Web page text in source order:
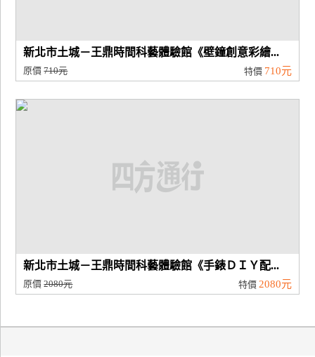
新北市土城－王鼎時間科藝體驗館《壁鐘創意彩繪...
原價710元 特價 710元
新北市土城－王鼎時間科藝體驗館《手錶ＤＩＹ配...
原價2080元 特價 2080元